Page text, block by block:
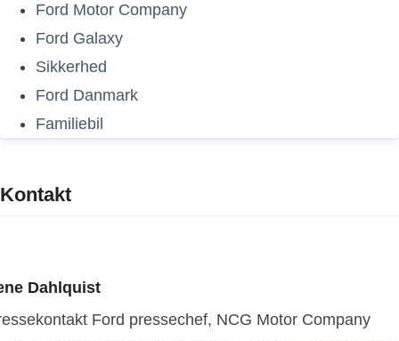
Ford Motor Company
Ford Galaxy
Sikkerhed
Ford Danmark
Familiebil
Kontakt
Dahlquist
Ford pressechef, NCG Motor Company